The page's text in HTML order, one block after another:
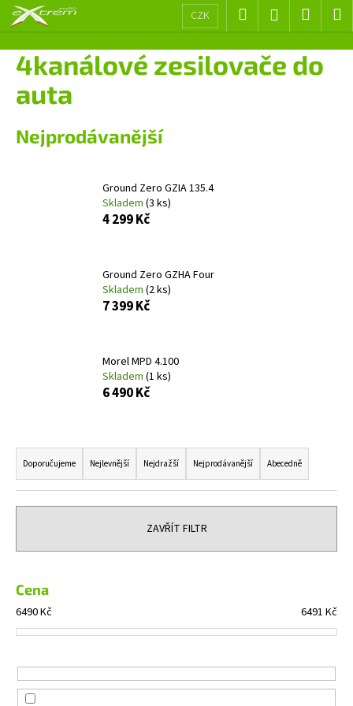
Přejít
CZK Hledat Přihlášení
košík
4kanálové zesilovače do
auta
Nejprodávanější
Ground Zero GZIA 135.4
Skladem (3 ks)
4 299 Kč
Ground Zero GZHA Four
Skladem (2 ks)
7 399 Kč
Morel MPD 4.100
Skladem (1 ks)
6 490 Kč
Ř
a
z
e
í
r
o
d
k
t
Doporučujeme Nejlevnější Nejdražší Nejprodávanější Abecedně
ZAVŘÍT FILTR
Cena
6490Kč 6491 Kč
š
C
o
p
o
?
D
o
p
r
u